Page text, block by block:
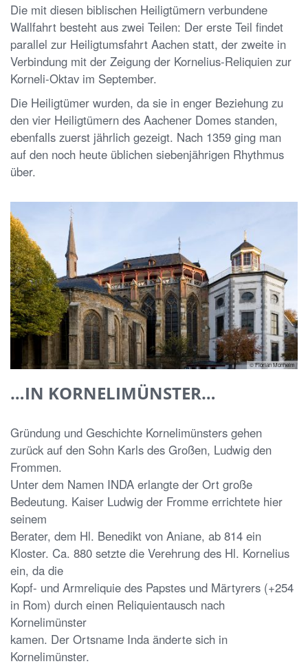
Die mit diesen biblischen Heiligtümern verbundene
Wallfahrt besteht aus zwei Teilen: Der erste Teil findet
parallel zur Heiligtumsfahrt Aachen statt, der zweite in
Verbindung mit der Zeigung der Kornelius-Reliquien zur
Korneli-Oktav im September.
Die Heiligtümer wurden, da sie in enger Beziehung zu
den vier Heiligtümern des Aachener Domes standen,
ebenfalls zuerst jährlich gezeigt. Nach 1359 ging man
auf den noch heute üblichen siebenjährigen Rhythmus
über.
© Florian Monheim
…IN KORNELIMÜNSTER…
Gründung und Geschichte Kornelimünsters gehen
zurück auf den Sohn Karls des Großen, Ludwig den
Frommen.
Unter dem Namen INDA erlangte der Ort große
Bedeutung. Kaiser Ludwig der Fromme errichtete hier
seinem
Berater, dem Hl. Benedikt von Aniane, ab 814 ein
Kloster. Ca. 880 setzte die Verehrung des Hl. Kornelius
ein, da die
Kopf- und Armreliquie des Papstes und Märtyrers (+254
in Rom) durch einen Reliquientausch nach
Kornelimünster
kamen. Der Ortsname Inda änderte sich in
Kornelimünster.